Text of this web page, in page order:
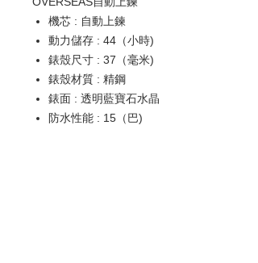
機芯 : 自動上鍊
動力儲存 : 44（小時)
錶殼尺寸 : 37（毫米)
錶殼材質 : 精鋼
錶面 : 透明藍寶石水晶
防水性能 : 15（巴)